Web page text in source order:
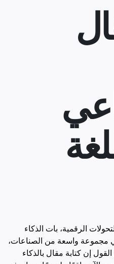
الرقمية، بات الذكاء
مجموعة واسعة من الصناعات،
إن كتابة مقال بالذكاء